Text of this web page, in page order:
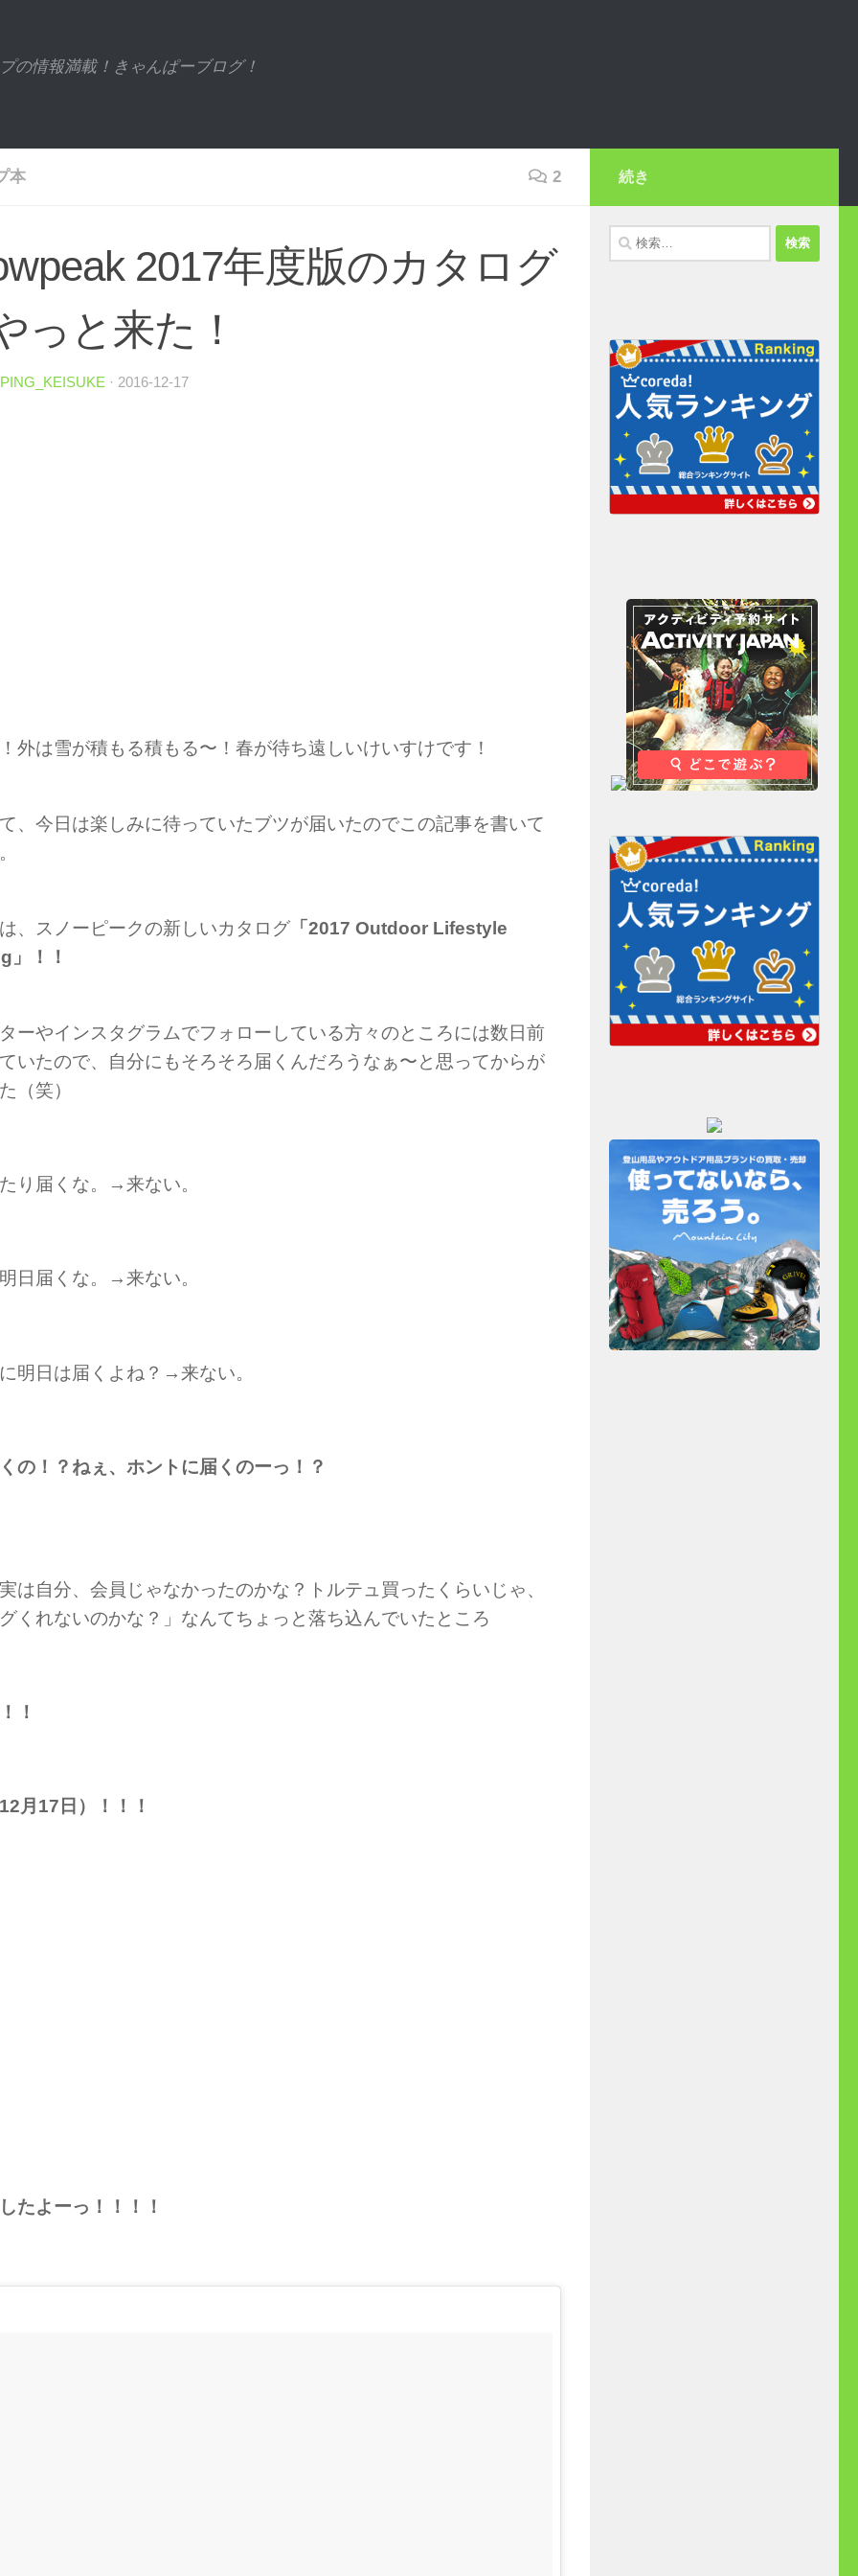
の情報満載！きゃんぱーブログ！
本 2
2017年度版のカタログ
っと来た！
· 2016-12-17
外は雪が積もる積もる〜！春が待ち遠しいけいすけです！
、今日は楽しみに待っていたブツが届いたのでこの記事を書いて
、スノーピークの新しいカタログ 「2017 Outdoor Lifestyle
」！！
ーやインスタグラムでフォローしている方々のところには数日前
いたので、自分にもそろそろ届くんだろうなぁ〜と思ってからが
（笑）
り届くな。→来ない。
日届くな。→来ない。
明日は届くよね？→来ない。
の！？ねぇ、ホントに届くのーっ！？
は自分、会員じゃなかったのかな？トルテュ買ったくらいじゃ、
くれないのかな？」なんてちょっと落ち込んでいたところ
！
月17日）！！！
たよーっ！！！！
続き
検
索: